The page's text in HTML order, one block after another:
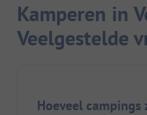
Kamperen in
Veelgestelde
Hoeveel campings